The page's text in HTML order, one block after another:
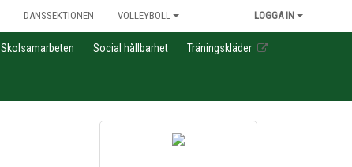
DANSSEKTIONEN VOLLEYBOLL LOGGA IN
Skolsamarbeten Social hållbarhet Träningskläder